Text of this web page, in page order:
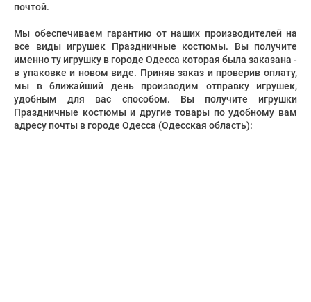
почтой.
Мы обеспечиваем гарантию от наших производителей на
все виды игрушек Праздничные костюмы. Вы получите
именно ту игрушку в городе Одесса которая была заказана -
в упаковке и новом виде. Приняв заказ и проверив оплату,
мы в ближайший день производим отправку игрушек,
удобным для вас способом. Вы получите игрушки
Праздничные костюмы и другие товары по удобному вам
адресу почты в городе Одесса (Одесская область):